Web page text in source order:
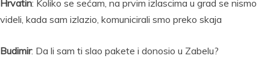
Hrvatin: Koliko se sećam, na prvim izlascima u grad se nismo
videli, kada sam izlazio, komunicirali smo preko skaja
Budimir: Da li sam ti slao pakete i donosio u Zabelu?